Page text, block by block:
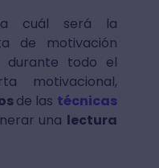
cuál será la
de motivación
durante todo el
motivacional,
de las técnicas
una lectura